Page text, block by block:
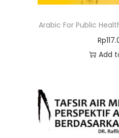
Arabic For Public
Rp
Add